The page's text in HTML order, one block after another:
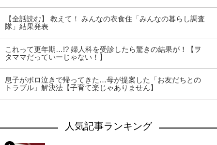
【全話読む】 教えて！ みんなの衣食住「みんなの暮らし調査
隊」結果発表
これって更年期…!? 婦人科を受診したら驚きの結果が！【ヲ
タママだっていーじゃない！】
息子がボロ泣きで帰ってきた…母が提案した「お友だちとの
トラブル」解決法【子育て楽じゃありません】
人気記事ランキング